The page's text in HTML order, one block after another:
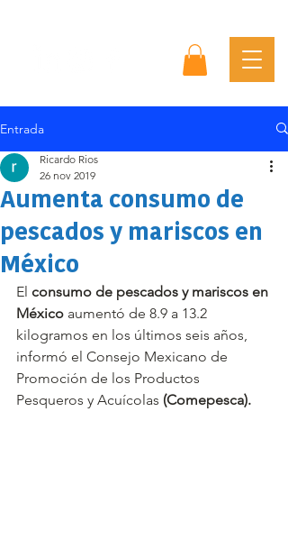
Entrada
Aumenta consumo de
pescados y mariscos en
México
Ricardo Rios
26 nov 2019
El consumo de pescados y mariscos en
México aumentó de 8.9 a 13.2
kilogramos en los últimos seis años,
informó el Consejo Mexicano de
Promoción de los Productos
Pesqueros y Acuícolas (Comepesca).